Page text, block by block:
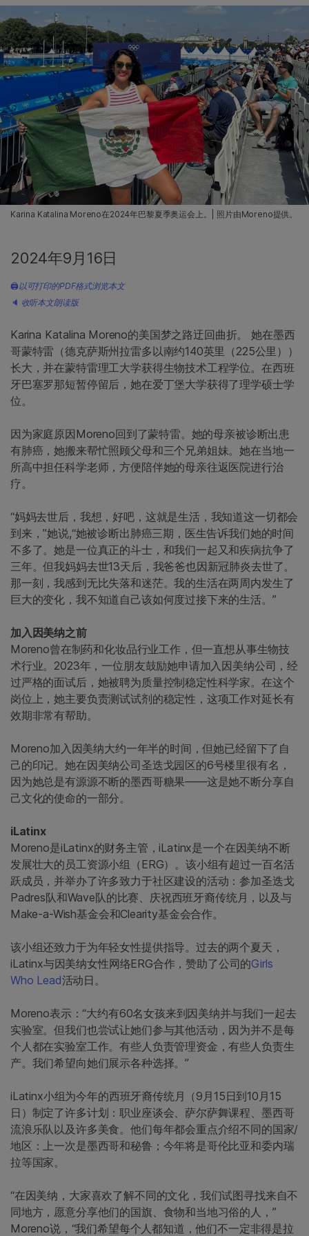
Karina Katalina Moreno在2024年巴黎夏季奥运会上。| 照片由Moreno提供。
2024年9月16日
🖨以可打印的PDF格式浏览本文
🔈 收听本文朗读版
Karina Katalina Moreno的美国梦之路迂回曲折。她在墨西
哥蒙特雷（德克萨斯州拉雷多以南约140英里（225公里））
长大，并在蒙特雷理工大学获得生物技术工程学位。在西班
牙巴塞罗那短暂停留后，她在爱丁堡大学获得了理学硕士学
位。
因为家庭原因Moreno回到了蒙特雷。她的母亲被诊断出患
有肺癌，她搬来帮忙照顾父母和三个兄弟姐妹。她在当地一
所高中担任科学老师，方便陪伴她的母亲往返医院进行治
疗。
“妈妈去世后，我想，好吧，这就是生活，我知道这一切都会
到来，”她说,“她被诊断出肺癌三期，医生告诉我们她的时间
不多了。她是一位真正的斗士，和我们一起又和疾病抗争了
三年。但我妈妈去世13天后，我爸爸也因新冠肺炎去世了。
那一刻，我感到无比失落和迷茫。我的生活在两周内发生了
巨大的变化，我不知道自己该如何度过接下来的生活。”
加入因美纳之前
Moreno曾在制药和化妆品行业工作，但一直想从事生物技
术行业。2023年，一位朋友鼓励她申请加入因美纳公司，经
过严格的面试后，她被聘为质量控制稳定性科学家。在这个
岗位上，她主要负责测试试剂的稳定性，这项工作对延长有
效期非常有帮助。
Moreno加入因美纳大约一年半的时间，但她已经留下了自
己的印记。她在因美纳公司圣迭戈园区的6号楼里很有名，
因为她总是有源源不断的墨西哥糖果——这是她不断分享自
己文化的使命的一部分。
iLatinx
Moreno是iLatinx的财务主管，iLatinx是一个在因美纳不断
发展壮大的员工资源小组（ERG）。该小组有超过一百名活
跃成员，并举办了许多致力于社区建设的活动：参加圣迭戈
Padres队和Wave队的比赛、庆祝西班牙裔传统月，以及与
Make-a-Wish基金会和Clearity基金会合作。
该小组还致力于为年轻女性提供指导。过去的两个夏天，
iLatinx与因美纳女性网络ERG合作，赞助了公司的Girls
Who Lead活动日。
Moreno表示：“大约有60名女孩来到因美纳并与我们一起去
实验室。但我们也尝试让她们参与其他活动，因为并不是每
个人都在实验室工作。有些人负责管理资金，有些人负责生
产。我们希望向她们展示各种选择。”
iLatinx小组为今年的西班牙裔传统月（9月15日到10月15
日）制定了许多计划：职业座谈会、萨尔萨舞课程、墨西哥
流浪乐队以及许多美食。他们每年都会重点介绍不同的国家/
地区：上一次是墨西哥和秘鲁；今年将是哥伦比亚和委内瑞
拉等国家。
“在因美纳，大家喜欢了解不同的文化，我们试图寻找来自不
同地方，愿意分享他们的国旗、食物和当地习俗的人，”
Moreno说，“我们希望每个人都知道，他们不一定非得是拉